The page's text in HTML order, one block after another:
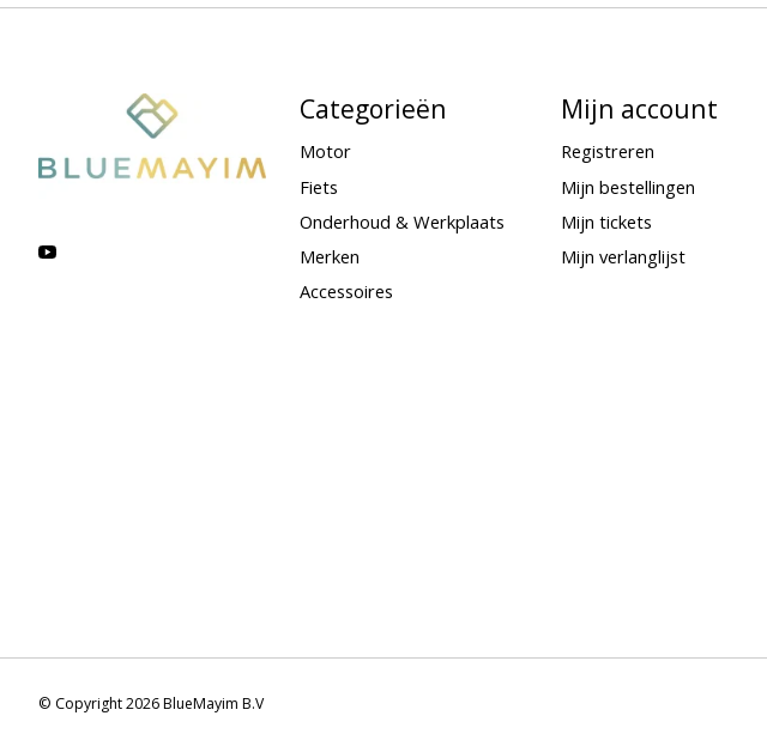
Categorieën
Motor
Fiets
Onderhoud & Werkplaats
Merken
Accessoires
Mijn account
Registreren
Mijn bestellingen
Mijn tickets
Mijn verlanglijst
© Copyright 2026 BlueMayim B.V